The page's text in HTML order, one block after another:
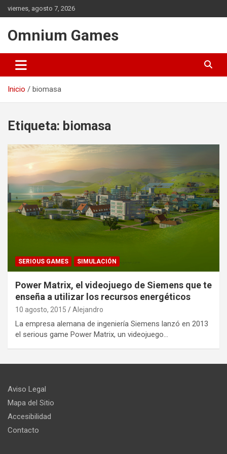
Saltar
al
viernes, agosto 7, 2026
Omnium Games
Inicio biomasa
Etiqueta: biomasa
SERIOUS GAMES SIMULACIÓN
Power Matrix, el videojuego de Siemens que te
enseña a utilizar los recursos energéticos
10 agosto, 2015 Alejandro
La empresa alemana de ingeniería Siemens lanzó en 2013
el serious game Power Matrix, un videojuego…
Aviso Legal
Mapa del Sitio
Accesibilidad
Contacto